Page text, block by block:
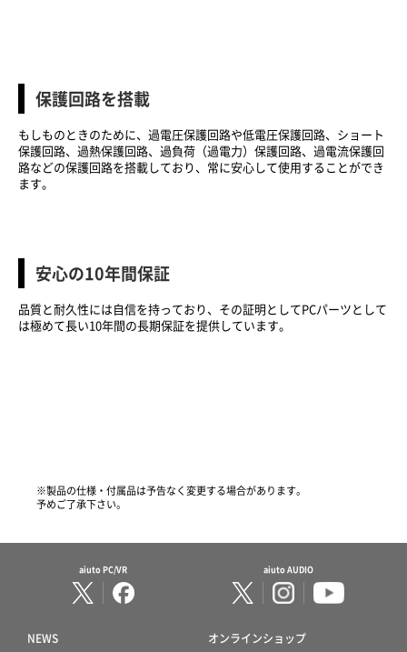
保護回路を搭載
もしものときのために、過電圧保護回路や低電圧保護回路、ショート
保護回路、過熱保護回路、過負荷（過電力）保護回路、過電流保護回
路などの保護回路を搭載しており、常に安心して使用することができ
ます。
安心の10年間保証
品質と耐久性には自信を持っており、その証明としてPCパーツとして
は極めて長い10年間の長期保証を提供しています。
※製品の仕様・付属品は予告なく変更する場合があります。
予めご了承下さい。
aiuto PC/VR aiuto AUDIO
NEWS オンラインショップ